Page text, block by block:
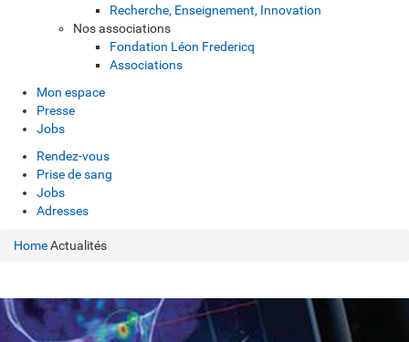
Recherche, Enseignement, Innovation
Nos associations
Fondation Léon Fredericq
Associations
Mon espace
Presse
Jobs
Rendez-vous
Prise de sang
Jobs
Adresses
HomeActualités